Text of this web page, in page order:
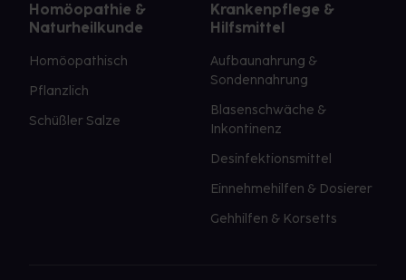
Homöopathie &
Naturheilkunde
Homöopathisch
Pflanzlich
Schüßler Salze
Krankenpflege &
Hilfsmittel
Aufbaunahrung &
Sondennahrung
Blasenschwäche &
Inkontinenz
Desinfektionsmittel
Einnehmehilfen & Dosierer
Gehhilfen & Korsetts